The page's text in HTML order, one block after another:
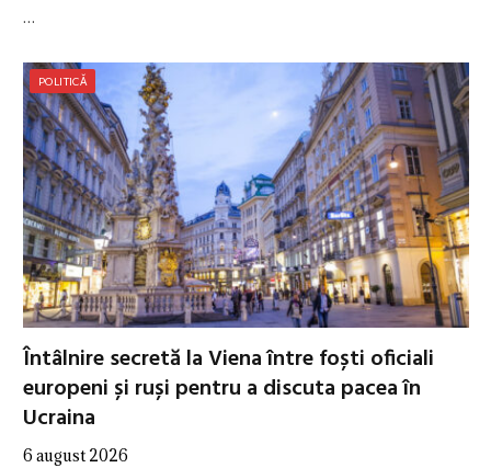
…
POLITICĂ
Întâlnire secretă la Viena între foști oficiali
europeni și ruși pentru a discuta pacea în
Ucraina
6 august 2026